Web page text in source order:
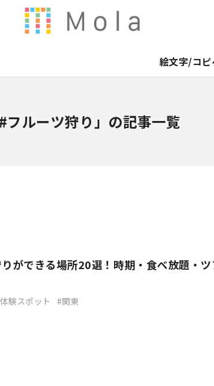
絵文字/コピ
#フルーツ狩り」の記事一覧
ができる場所20選！時期・食べ放題・
体験スポット 関東